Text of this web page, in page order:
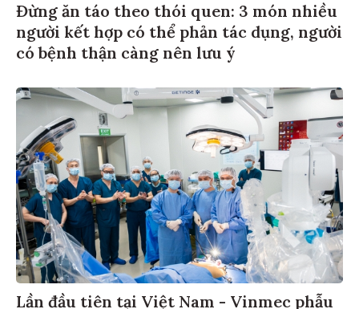
Đừng ăn táo theo thói quen: 3 món nhiều
người kết hợp có thể phản tác dụng, người
có bệnh thận càng nên lưu ý
Lần đầu tiên tại Việt Nam - Vinmec phẫu